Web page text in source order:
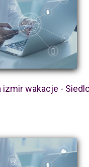
izmir wakacje -